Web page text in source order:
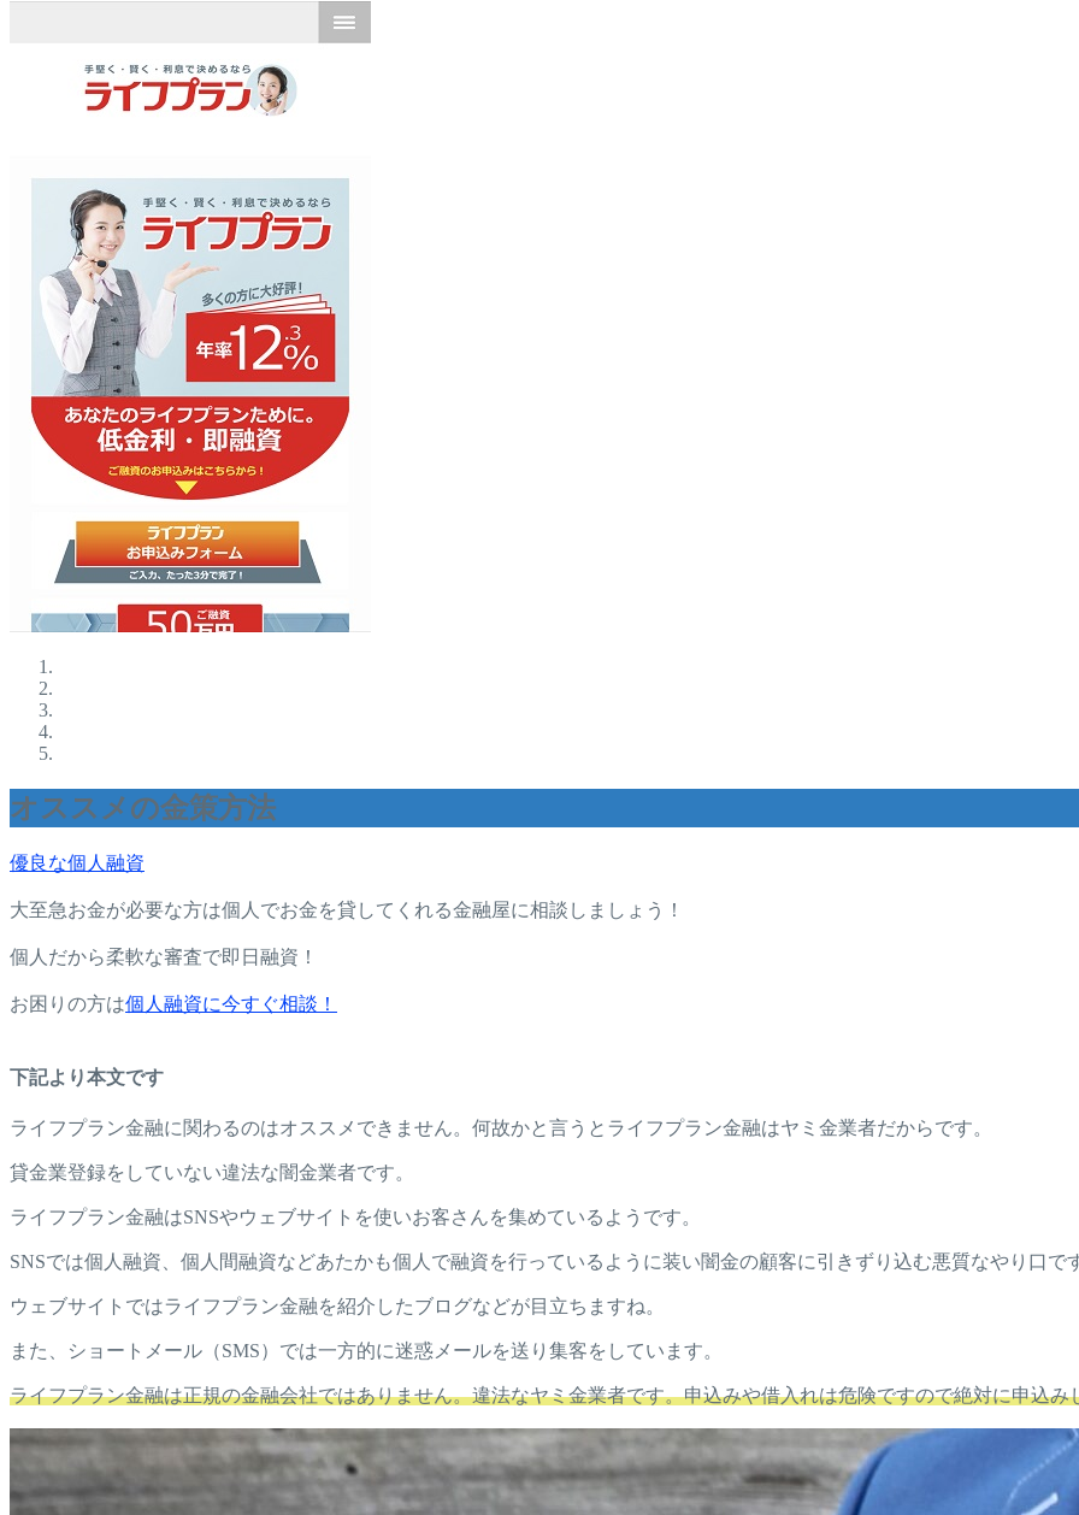
オススメの金策方法
優良な個人融資
大至急お金が必要な方は個人でお金を貸してくれる金融屋に相談しましょう！
個人だから柔軟な審査で即日融資！
お困りの方は個人融資に今すぐ相談！
下記より本文です
ライフプラン金融に関わるのはオススメできません。何故かと言うとライフプラン金融はヤミ金業者だからです。
貸金業登録をしていない違法な闇金業者です。
ライフプラン金融はSNSやウェブサイトを使いお客さんを集めているようです。
SNSでは個人融資、個人間融資などあたかも個人で融資を行っているように装い闇金の顧客に引きずり込む悪質なやり口で
ウェブサイトではライフプラン金融を紹介したブログなどが目立ちますね。
また、ショートメール（SMS）では一方的に迷惑メールを送り集客をしています。
ライフプラン金融は正規の金融会社ではありません。違法なヤミ金業者です。申込みや借入れは危険ですので絶対に申込み